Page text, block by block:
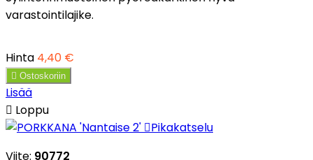
varastointilajike.
Hinta 4,40 €
 Ostoskoriin
Lisää
 Loppu
Pikakatselu
Viite: 90772